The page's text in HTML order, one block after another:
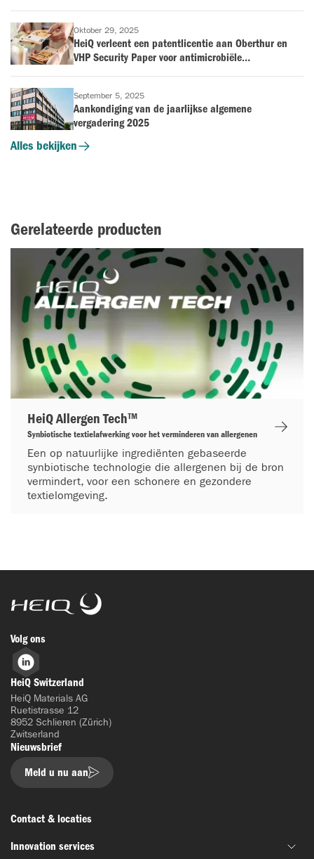
Oktober 29, 2025
HeiQ verleent een patentlicentie aan Oberthur en
VHP Security Paper voor antimicrobiële
September 5, 2025
Aankondiging van de jaarlijkse algemene
vergadering 2025
Alles bekijken
Gerelateerde producten
HeiQ Allergen Tech™
Synbiotische textielafwerking voor het verminderen van allergenen
Een op natuurlijke ingrediënten gebaseerde
synbiotische technologie die allergenen bij de bron
vermindert, voor een schonere en gezondere
textielomgeving.
HeiQ
Volg ons
LinkedIn
HeiQ Switzerland
HeiQ Materials AG
Ruetistrasse 12
8952 Schlieren (Zürich)
Zwitserland
Nieuwsbrief
Meld u nu aan
Contact & locaties
Innovation services